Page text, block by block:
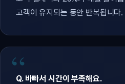
고객이 유지되는 동안 반복됩니다.
Q. 바빠서 시간이 부족해요.